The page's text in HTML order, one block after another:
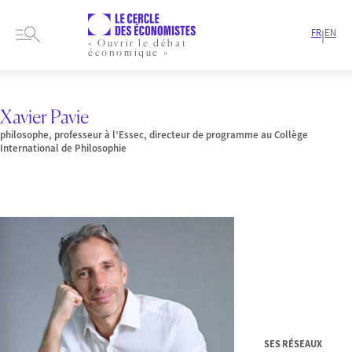
« Ouvrir le débat
économique »
FR|EN
Xavier Pavie
philosophe, professeur à l’Essec, directeur de programme au Collège
International de Philosophie
SES RÉSEAUX